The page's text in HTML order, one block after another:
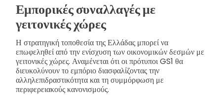
Εμπορικές συναλλαγές με
γειτονικές χώρες
Η στρατηγική τοποθεσία της Ελλάδας μπορεί να
επωφεληθεί από την ενίσχυση των οικονομικών δεσμών με
γειτονικές χώρες. Αναμένεται ότι οι πρότυποι GS1 θα
διευκολύνουν το εμπόριο διασφαλίζοντας την
αλληλεπιδραστικότητα και τη συμμόρφωση με
περιφερειακούς κανονισμούς.